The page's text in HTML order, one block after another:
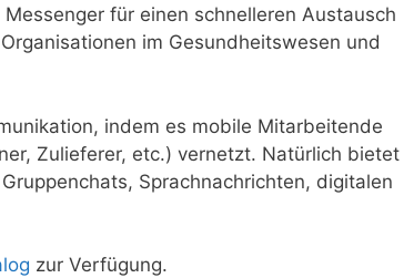
für einen schnelleren Austausch
im Gesundheitswesen und
indem es mobile Mitarbeitende
Zulieferer, etc.) vernetzt. Natürlich bietet
Sprachnachrichten, digitalen
zur Verfügung.